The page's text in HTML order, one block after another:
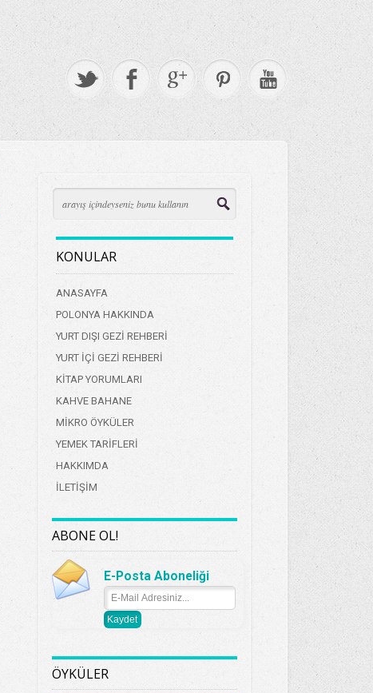
KONULAR
ANASAYFA
POLONYA HAKKINDA
YURT DIŞI GEZİ REHBERİ
YURT İÇİ GEZİ REHBERİ
KİTAP YORUMLARI
KAHVE BAHANE
MİKRO ÖYKÜLER
YEMEK TARİFLERİ
HAKKIMDA
İLETİŞİM
ABONE OL!
E-Posta Aboneliği
ÖYKÜLER